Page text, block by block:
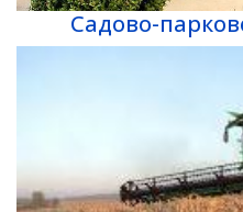
Садово-